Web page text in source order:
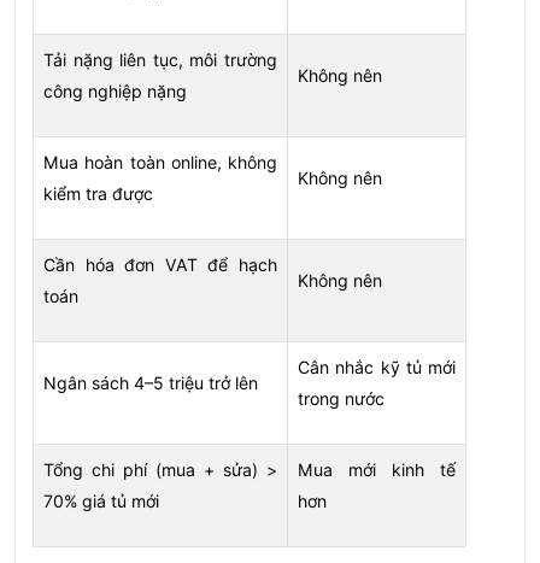
Tải nặng liên tục, môi trường
công nghiệp nặng
Không nên
Mua hoàn toàn online, không
kiểm tra được
Không nên
Cần hóa đơn VAT để hạch
toán
Không nên
Ngân sách 4–5 triệu trở lên
Cân nhắc kỹ tủ mới
trong nước
Tổng chi phí (mua + sửa) >
70% giá tủ mới
Mua mới kinh tế
hơn